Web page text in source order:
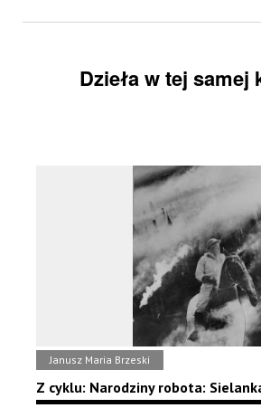
Dzieła w tej samej
Janusz Maria Brzeski
Z cyklu: Narodziny robota: